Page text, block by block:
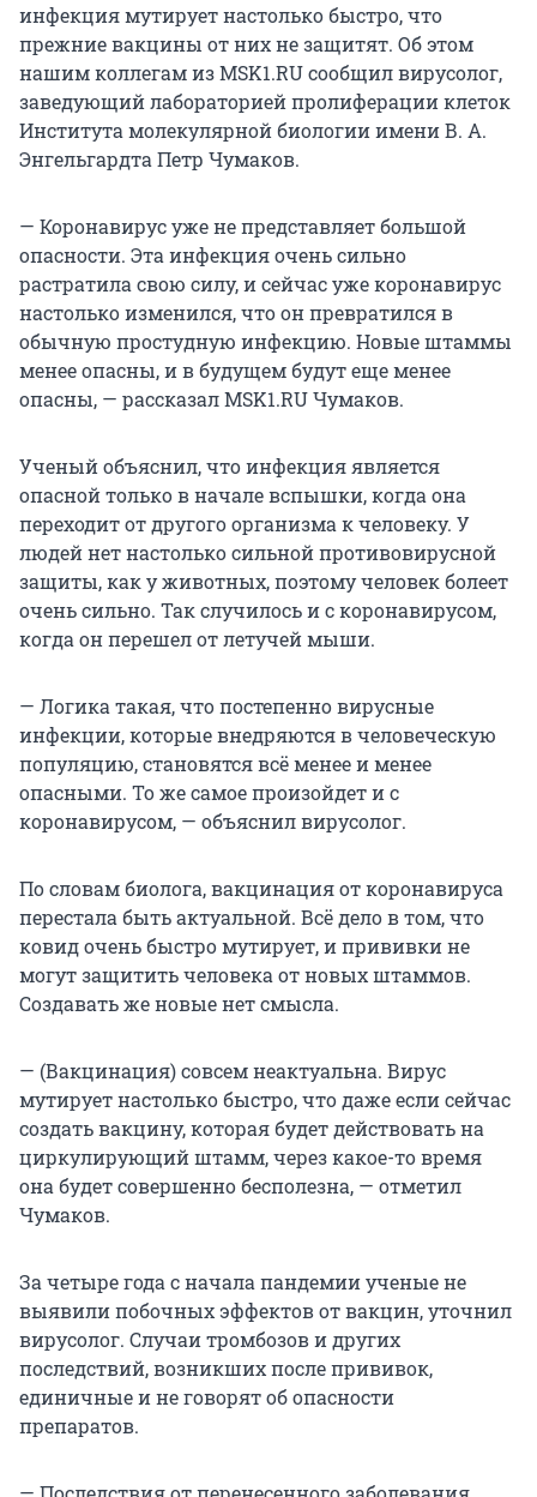
инфекция мутирует настолько быстро, что
прежние вакцины от них не защитят. Об этом
нашим коллегам из MSK1.RU сообщил вирусолог,
заведующий лабораторией пролиферации клеток
Института молекулярной биологии имени В. А.
Энгельгардта Петр Чумаков.
— Коронавирус уже не представляет большой
опасности. Эта инфекция очень сильно
растратила свою силу, и сейчас уже коронавирус
настолько изменился, что он превратился в
обычную простудную инфекцию. Новые штаммы
менее опасны, и в будущем будут еще менее
опасны, — рассказал MSK1.RU Чумаков.
Ученый объяснил, что инфекция является
опасной только в начале вспышки, когда она
переходит от другого организма к человеку. У
людей нет настолько сильной противовирусной
защиты, как у животных, поэтому человек болеет
очень сильно. Так случилось и с коронавирусом,
когда он перешел от летучей мыши.
— Логика такая, что постепенно вирусные
инфекции, которые внедряются в человеческую
популяцию, становятся всё менее и менее
опасными. То же самое произойдет и с
коронавирусом, — объяснил вирусолог.
По словам биолога, вакцинация от коронавируса
перестала быть актуальной. Всё дело в том, что
ковид очень быстро мутирует, и прививки не
могут защитить человека от новых штаммов.
Создавать же новые нет смысла.
— (Вакцинация) совсем неактуальна. Вирус
мутирует настолько быстро, что даже если сейчас
создать вакцину, которая будет действовать на
циркулирующий штамм, через какое-то время
она будет совершенно бесполезна, — отметил
Чумаков.
За четыре года с начала пандемии ученые не
выявили побочных эффектов от вакцин, уточнил
вирусолог. Случаи тромбозов и других
последствий, возникших после прививок,
единичные и не говорят об опасности
препаратов.